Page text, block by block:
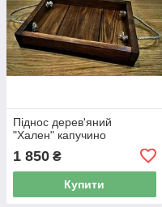
Піднос дерев'яний
"Хален" капучино
1 850 ₴
Купити